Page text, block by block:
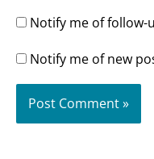
Notify me of follow-
Notify me of new